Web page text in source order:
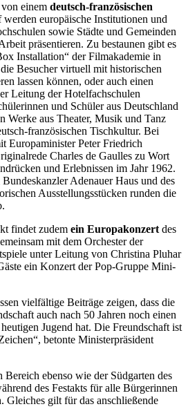
einem deutsch-französischen
werden europäische Institutionen und
sowie Städte und Gemeinden
präsentieren. Zu bestaunen gibt es
Installation“ der Filmakademie in
Besucher virtuell mit historischen
lassen können, oder auch einen
Leitung der Hotelfachschulen
und Schüler aus Deutschland
Werke aus Theater, Musik und Tanz
französischen Tischkultur. Bei
Europaminister Peter Friedrich
Charles de Gaulles zu Wort
und Erlebnissen im Jahr 1962.
Adenauer Haus und des
Ausstellungsstücken runden die
findet zudem ein Europakonzertdes
mit dem Orchester der
unter Leitung von Christina Pluhar
ein Konzert der Pop-Gruppe Mini-
vielfältige Beiträge zeigen, dass die
auch nach 50 Jahren noch einen
Jugend hat. Die Freundschaft ist
betonte Ministerpräsident
ebenso wie der Südgarten des
des Festakts für alle Bürgerinnen
Gleiches gilt für das anschließende